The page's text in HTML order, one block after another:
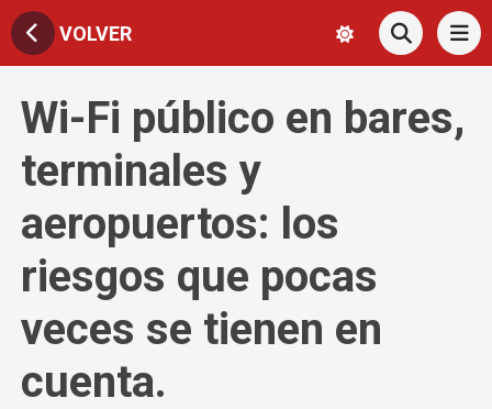
VOLVER
Wi-Fi público en bares,
terminales y
aeropuertos: los
riesgos que pocas
veces se tienen en
cuenta.